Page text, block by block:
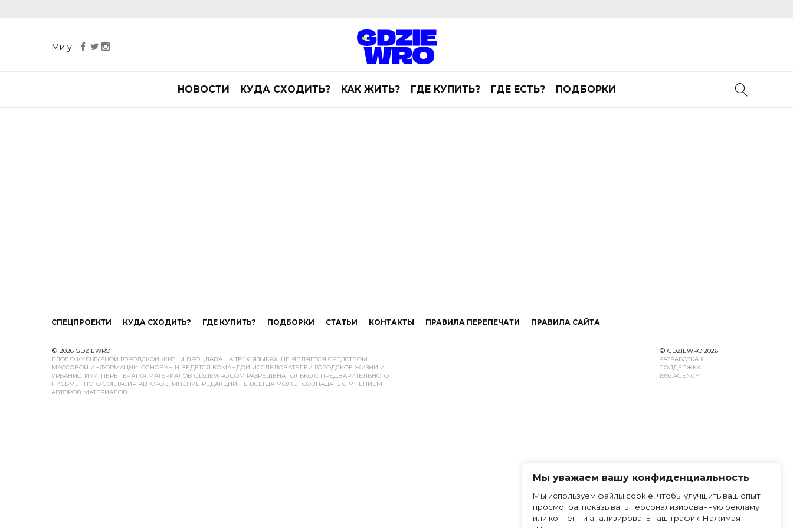
Мы уважаем вашу конфиденциальность
Мы используем файлы cookie, чтобы улучшить ваш опыт
просмотра, показывать персонализированную рекламу
или контент и анализировать наш трафик. Нажимая
Ми у:
НОВОСТИ КУДА СХОДИТЬ? КАК ЖИТЬ? ГДЕ КУПИТЬ? ГДЕ ЕСТЬ? ПОДБОРКИ
СПЕЦПРОЕКТИ КУДА СХОДИТЬ? ГДЕ КУПИТЬ? ПОДБОРКИ СТАТЬИ КОНТАКТЫ ПРАВИЛА ПЕРЕПЕЧАТИ ПРАВИЛА САЙТА
© 2026 GDZIEWRO
БЛОГ О КУЛЬТУРНОЙ ГОРОДСКОЙ ЖИЗНИ ВРОЦЛАВА НА ТРЕХ ЯЗЫКАХ, НЕ ЯВЛЯЕТСЯ СРЕДСТВОМ
МАССОВОЙ ИНФОРМАЦИИ. ОСНОВАН И ВЕДЁТСЯ КОМАНДОЙ ИССЛЕДОВАТЕЛЕЙ ГОРОДСКОЕ ЖИЗНИ И
УРБАНИСТИКИ. ПЕРЕПЕЧАТКА МАТЕРИАЛОВ GDZIEWRO.COM РАЗРЕШЕНА ТОЛЬКО С ПРЕДВАРИТЕЛЬНОГО
ПИСЬМЕННОГО СОГЛАСИЯ АВТОРОВ. МНЕНИЕ РЕДАКЦИИ НЕ ВСЕГДА МОЖЕТ СОВПАДАТЬ С МНЕНИЕМ
АВТОРОВ МАТЕРИАЛОВ.
© GDZIEWRO 2026
РАЗРАБОТКА И
ПОДДЕРЖКА
1992.AGENCY